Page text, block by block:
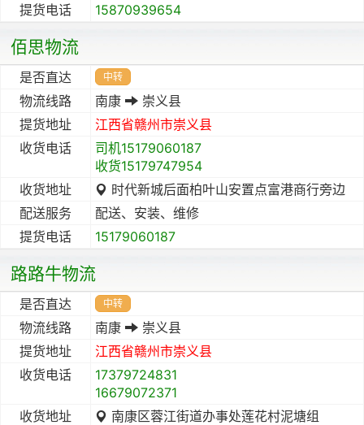
提货电话
15870939654
佰思物流
是否直达 中转
物流线路 南康
崇义县
提货地址
江西省赣州市崇义县
收货电话
司机15179060187
收货15179747954
收货地址
时代新城后面柏叶山安置点富港商行旁边
配送服务
配送、安装、维修
提货电话
15179060187
路路牛物流
是否直达 中转
物流线路 南康
崇义县
提货地址
江西省赣州市崇义县
收货电话
17379724831
16679072371
收货地址
南康区蓉江街道办事处莲花村泥塘组